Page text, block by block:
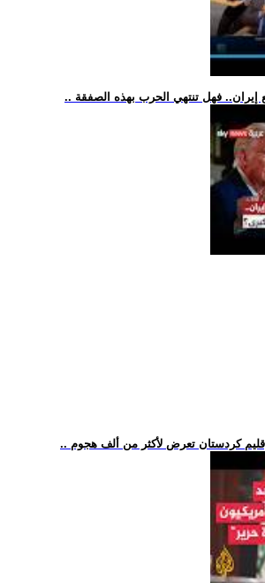
إيران.. فهل تنتهي الحرب بهذه الصفقة
إقليم كردستان تعرض لأكثر من ألف هجوم